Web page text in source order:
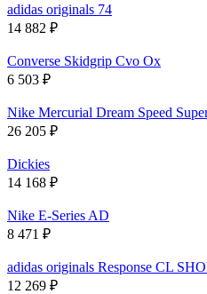
adidas originals 74
14 882 ₽
Converse Skidgrip Cvo Ox
6 503 ₽
Nike Mercurial Dream Speed
26 205 ₽
Dickies
14 168 ₽
Nike E-Series AD
8 471 ₽
adidas originals Response CL
12 269 ₽